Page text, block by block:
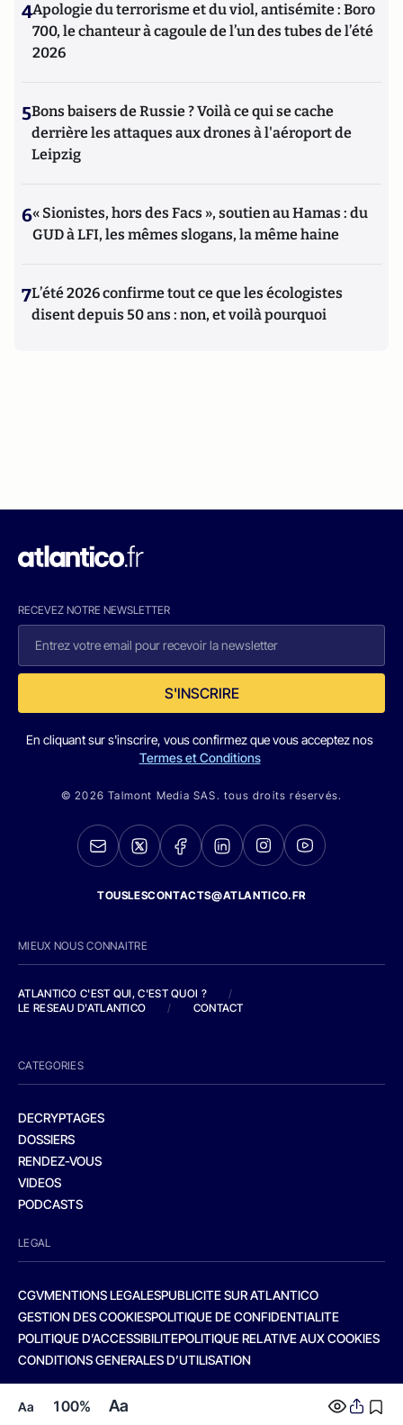
Aa 100% Aa
4Apologie du terrorisme et du viol, antisémite : Boro
700, le chanteur à cagoule de l’un des tubes de l’été
2026
5Bons baisers de Russie ? Voilà ce qui se cache
derrière les attaques aux drones à l'aéroport de
Leipzig
6« Sionistes, hors des Facs », soutien au Hamas : du
GUD à LFI, les mêmes slogans, la même haine
7L’été 2026 confirme tout ce que les écologistes
disent depuis 50 ans : non, et voilà pourquoi
RECEVEZ NOTRE NEWSLETTER
S'INSCRIRE
En cliquant sur s'inscrire, vous confirmez que vous acceptez nos
Termes et Conditions
© 2026 Talmont Media SAS. tous droits réservés.
TOUSLESCONTACTS@ATLANTICO.FR
MIEUX NOUS CONNAITRE
ATLANTICO C'EST QUI, C'EST QUOI ?
/
LE RESEAU D'ATLANTICO
/ CONTACT
CATEGORIES
DECRYPTAGES
DOSSIERS
RENDEZ-VOUS
VIDEOS
PODCASTS
LEGAL
CGVMENTIONS LEGALESPUBLICITE SUR ATLANTICO
GESTION DES COOKIESPOLITIQUE DE CONFIDENTIALITE
POLITIQUE D’ACCESSIBILITEPOLITIQUE RELATIVE AUX COOKIES
CONDITIONS GENERALES D’UTILISATION